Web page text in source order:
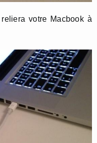
votre Macbook à